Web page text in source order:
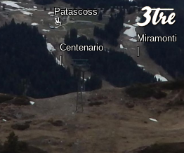
Patascoss
Centenario
Miramonti